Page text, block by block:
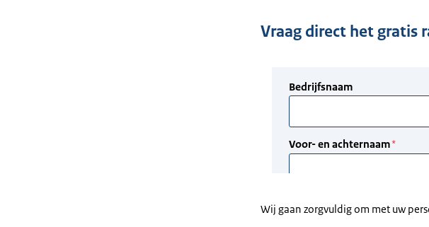
Vraag direct het gratis
Wij gaan zorgvuldig om met uw